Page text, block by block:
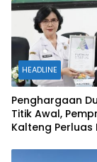
HEADLINE
Penghargaan
Titik Awal,
Kalteng Perluas
Terpencil